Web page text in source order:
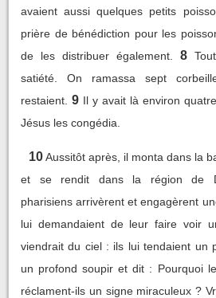
avaient aussi quelques petits
prière de bénédiction pour les
de les distribuer également.
8
satiété. On ramassa sept
restaient. 9 Il y avait là environ
Jésus les congédia.
10Aussitôt après, il monta dans la
et se rendit dans la région de
pharisiens arrivèrent et engagèrent
lui demandaient de leur faire voir
viendrait du ciel : ils lui tendaient un
un profond soupir et dit : Pourquoi
réclament-ils un signe miraculeux ?